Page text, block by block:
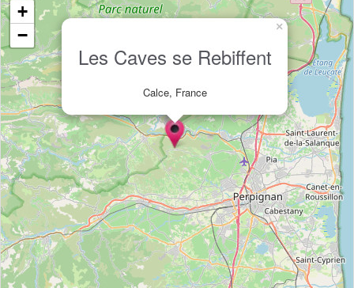
Les Caves se Rebiffent
Calce, France
×
+
−